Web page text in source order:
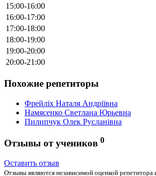
15:00-16:00
16:00-17:00
17:00-18:00
18:00-19:00
19:00-20:00
20:00-21:00
Похожие репетиторы
Фрейліх Наталя Андріївна
Намясенко Светлана Юрьевна
Пилипчук Олек Русланівна
Отзывы от учеников 0
Оставить отзыв
Отзывы являются независимой оценкой репетитора